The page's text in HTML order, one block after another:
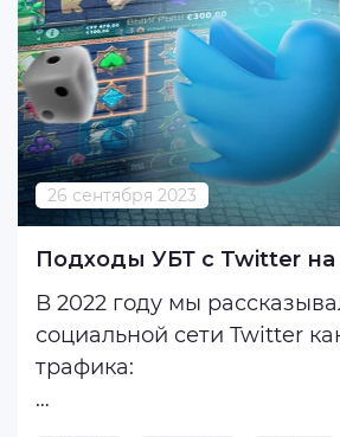
Ethereum layer-2 Blast. ...
26 сентября 2023
Подходы УБТ с Twitter на
В 2022 году мы
социальной сети Twitter
трафика: